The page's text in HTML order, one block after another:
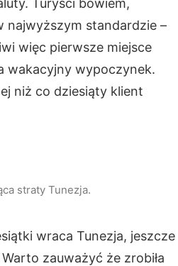
najwyższym standardzie –
więc pierwsze miejsce
wakacyjny wypoczynek.
niż co dziesiąty klient
straty Tunezja.
wraca Tunezja, jeszcze
zauważyć że zrobiła